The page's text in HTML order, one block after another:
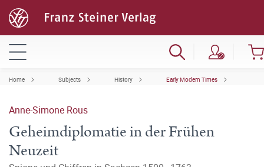
Home Subjects History Early Modern Times
Anne-Simone Rous
Geheimdiplomatie in der Frühen
Neuzeit